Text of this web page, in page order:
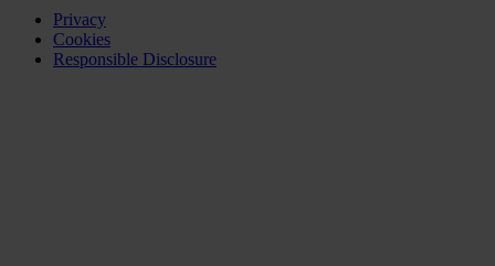
Privacy
Cookies
Responsible Disclosure